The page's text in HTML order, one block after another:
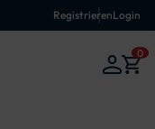
RegistrierenLogin
0